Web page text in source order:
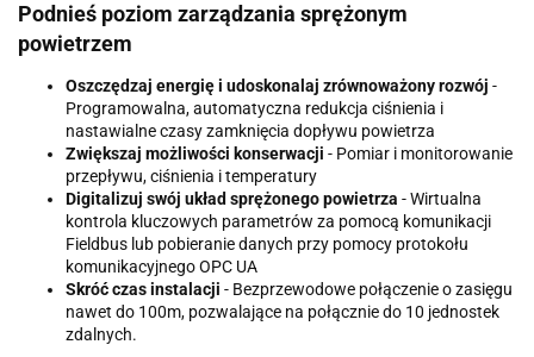
Podnieś poziom zarządzania sprężonym
powietrzem
Oszczędzaj energię i udoskonalaj zrównoważony rozwój -
Programowalna, automatyczna redukcja ciśnienia i
nastawialne czasy zamknięcia dopływu powietrza
Zwiększaj możliwości konserwacji - Pomiar i monitorowanie
przepływu, ciśnienia i temperatury
Digitalizuj swój układ sprężonego powietrza - Wirtualna
kontrola kluczowych parametrów za pomocą komunikacji
Fieldbus lub pobieranie danych przy pomocy protokołu
komunikacyjnego OPC UA
Skróć czas instalacji - Bezprzewodowe połączenie o zasięgu
nawet do 100m, pozwalające na połącznie do 10 jednostek
zdalnych.